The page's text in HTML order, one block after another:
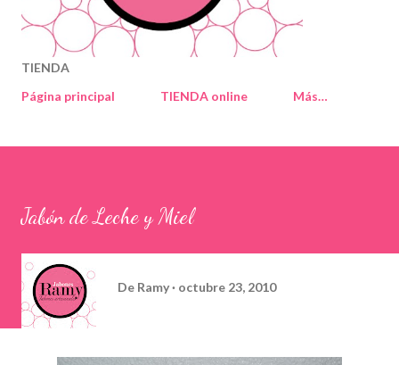
TIENDA
Página principal
TIENDA online Más…
Jabón de Leche y Miel
De Ramy octubre 23, 2010